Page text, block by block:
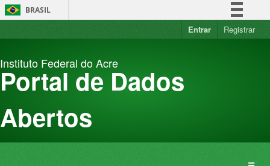
Pular
para
BRASIL
Simplifique!
Acesso à informação
Entrar Registrar
Instituto Federal do Acre
Portal de Dados
Abertos